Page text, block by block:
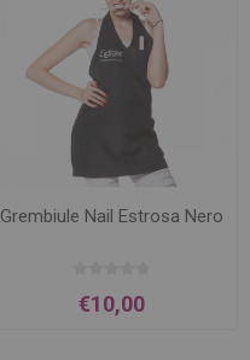
Grembiule Nail Estrosa Nero
€10,00